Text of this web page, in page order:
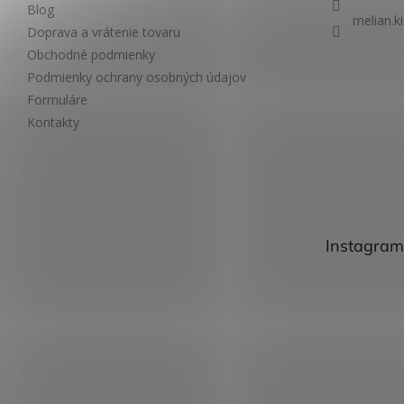
Blog
Doprava a vrátenie tovaru
Obchodné podmienky
Podmienky ochrany osobných údajov
Formuláre
Kontakty
Instagram